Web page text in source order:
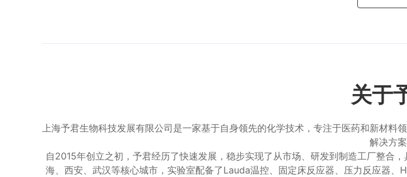
关于
上海予君生物科技发展有限公司是一家基于自身领先的化学技术，专注于医药和新材
解决方案
自2015年创立之初，予君经历了快速发展，稳步实现了从市场、研发到制造工厂整合
海、西安、武汉等核心城市，实验室配备了Lauda温控、固定床反应器、压力反应器